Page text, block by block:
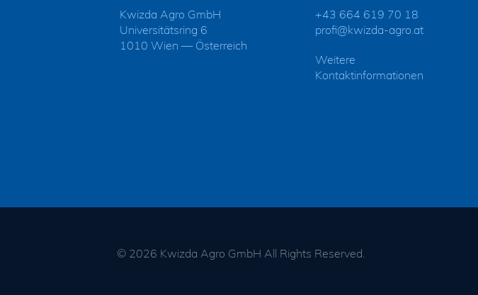
Kwizda Agro GmbH
Universitätsring 6
1010 Wien — Österreich
+43 664 619 70 18
profi@kwizda-agro.at
Weitere
Kontaktinformationen
© 2026 Kwizda Agro GmbH All Rights Reserved.